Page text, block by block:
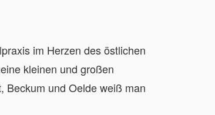
im Herzen des östlichen
kleinen und großen
Beckum und Oelde weiß man